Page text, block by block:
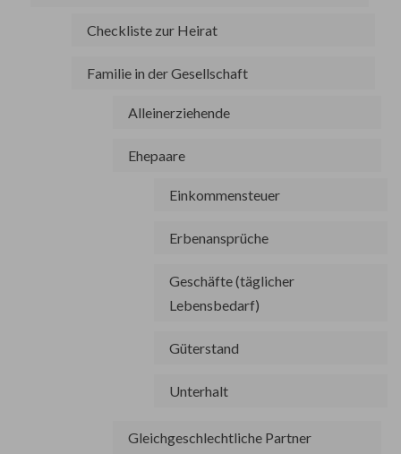
Checkliste zur Heirat
Familie in der Gesellschaft
Alleinerziehende
Ehepaare
Einkommensteuer
Erbenansprüche
Geschäfte (täglicher
Lebensbedarf)
Güterstand
Unterhalt
Gleichgeschlechtliche Partner